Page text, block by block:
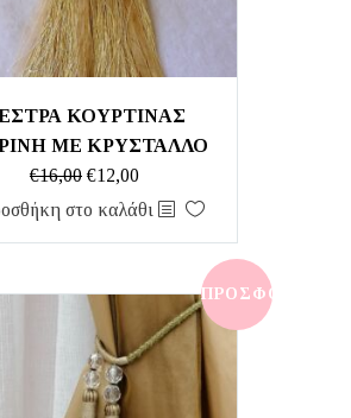
ΚΟΥΡΤΙΝΑΣ
ΜΕ ΚΡΥΣΤΑΛΛΟ
€16,00 Original
price
€12,00Η
τρέχουσα
€12,00.
στο καλάθι
ΠΡΟΣΦΟΡΆ!